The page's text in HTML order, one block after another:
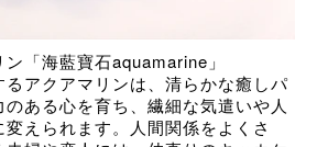
ン「海藍寶石aquamarine 」
るアクアマリンは、清らかな癒しパ
のある心を育ち、繊細な気遣いや人
えられます。人間関係をよくさ